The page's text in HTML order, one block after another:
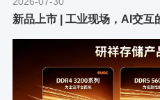
新品上市 | 工业现场，AI交互